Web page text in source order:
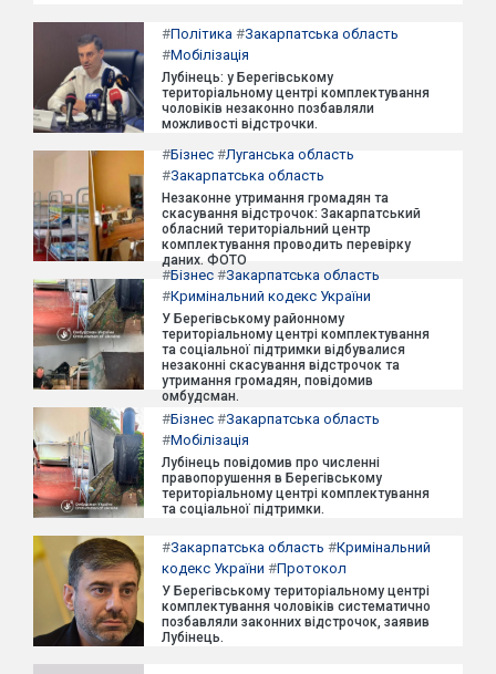
#Політика #Закарпатська область
#Мобілізація
Лубінець: у Берегівському
територіальному центрі комплектування
чоловіків незаконно позбавляли
можливості відстрочки.
#Бізнес #Луганська область
#Закарпатська область
Незаконне утримання громадян та
скасування відстрочок: Закарпатський
обласний територіальний центр
комплектування проводить перевірку
даних. ФОТО
#Бізнес #Закарпатська область
#Кримінальний кодекс України
У Берегівському районному
територіальному центрі комплектування
та соціальної підтримки відбувалися
незаконні скасування відстрочок та
утримання громадян, повідомив
омбудсман.
#Бізнес #Закарпатська область
#Мобілізація
Лубінець повідомив про численні
правопорушення в Берегівському
територіальному центрі комплектування
та соціальної підтримки.
#Закарпатська область #Кримінальний
кодекс України #Протокол
У Берегівському територіальному центрі
комплектування чоловіків систематично
позбавляли законних відстрочок, заявив
Лубінець.